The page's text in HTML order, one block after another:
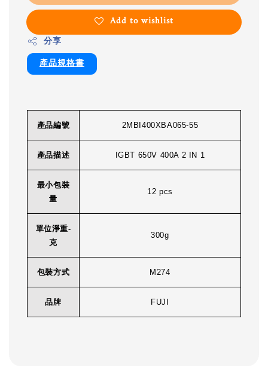
Add to wishlist
分享
產品規格書
產品編號 2MBI400XBA065-55
產品描述 IGBT 650V 400A 2 IN 1
最小包裝
量
12 pcs
單位淨重-
克
300g
包裝方式 M274
品牌 FUJI